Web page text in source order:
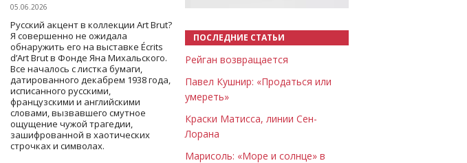
05.06.2026
Русский акцент в коллекции Art Brut?
Я совершенно не ожидала
обнаружить его на выставке Écrits
d’Art Brut в Фонде Яна Михальского.
Все началось с листка бумаги,
датированного декабрем 1938 года,
исписанного русскими,
французскими и английскими
словами, вызвавшего смутное
ощущение чужой трагедии,
зашифрованной в хаотических
строчках и символах.
ПОСЛЕДНИЕ СТАТЬИ
Рейган возвращается
Павел Кушнир: «Продаться или
умереть»
Краски Матисса, линии Сен-
Лорана
Марисоль: «Море и солнце» в